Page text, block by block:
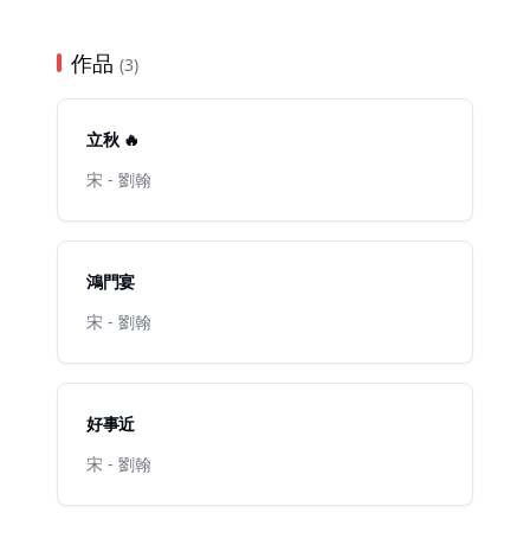
作品 (3)
立秋 🔥
宋 - 劉翰
鴻門宴
宋 - 劉翰
好事近
宋 - 劉翰